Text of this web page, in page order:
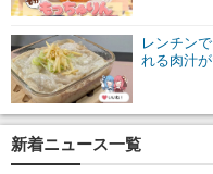
レンチン
れる肉汁
新着ニュース一覧